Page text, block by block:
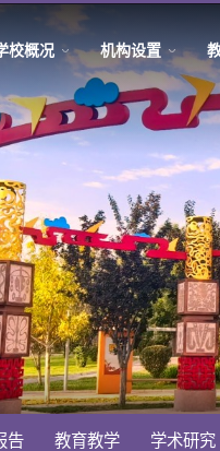
校概况 机构设置
告 教育教学 学术研究